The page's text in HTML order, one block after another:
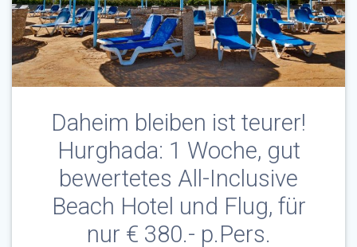
Daheim bleiben ist teurer!
Hurghada: 1 Woche, gut
bewertetes All-Inclusive
Beach Hotel und Flug, für
nur € 380.- p.Pers.